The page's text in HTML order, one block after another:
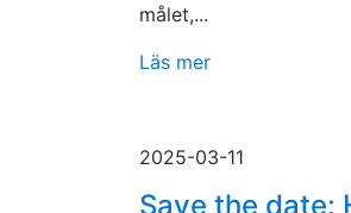
målet,...
Läs mer
2025-03-11
Save the date: